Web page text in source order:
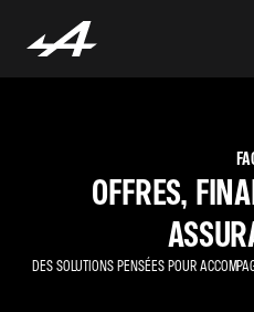
OFFRES,
DES SOLUTIONS PENSÉES POUR